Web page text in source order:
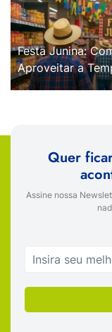
Festa Junina:
Aproveitar a
Quer
Assine nossa